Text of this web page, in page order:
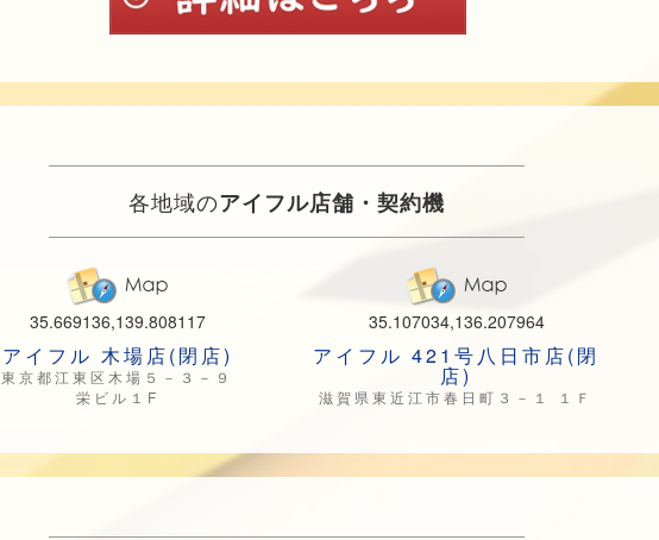
各地域のアイフル店舗・契約機
35.669136,139.808117
アイフル 木場店(閉店)
東京都江東区木場５－３－９
栄ビル１F
35.107034,136.207964
アイフル 421号八日市店(閉
店)
滋賀県東近江市春日町３－１ １Ｆ